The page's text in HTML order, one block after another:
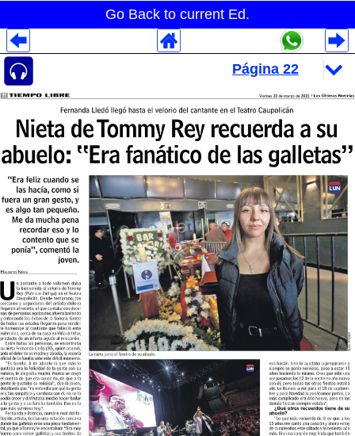
Go Back to current Ed.
Despliegues Analytics
Despliegues Totales
Despliegues por Rubros